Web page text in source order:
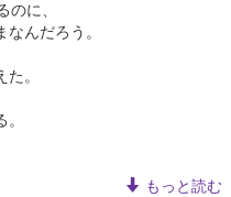
のに、
んだろう。
。
もっと読む